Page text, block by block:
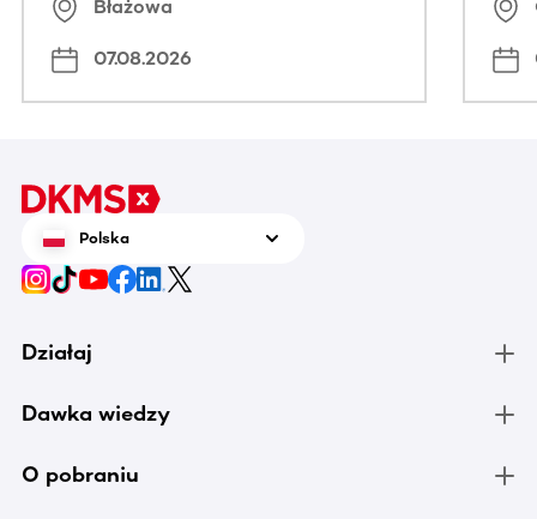
Błażowa
07.08.2026
Polska
Działaj
Dawka wiedzy
O pobraniu